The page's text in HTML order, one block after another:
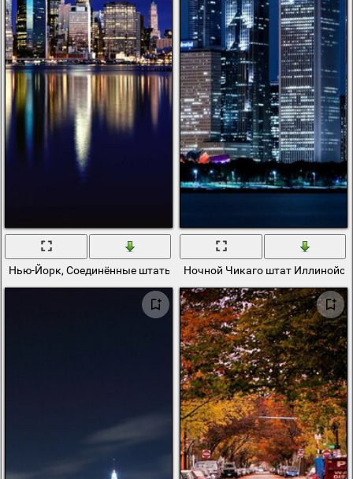
Нью-Йорк, Соединённые штаты АмерикиНочной Чикаго штат Иллинойс